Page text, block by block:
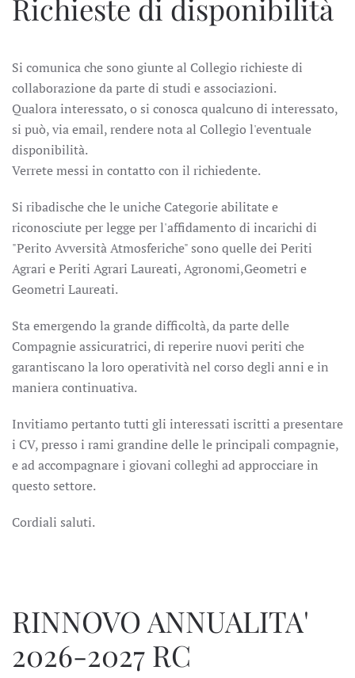
Richieste di disponibilità
Si comunica che sono giunte al Collegio richieste di
collaborazione da parte di studi e associazioni.
Qualora interessato, o si conosca qualcuno di interessato,
si può, via email, rendere nota al Collegio l'eventuale
disponibilità.
Verrete messi in contatto con il richiedente.
Si ribadische che le uniche Categorie abilitate e
riconosciute per legge per l'affidamento di incarichi di
"Perito Avversità Atmosferiche" sono quelle dei Periti
Agrari e Periti Agrari Laureati, Agronomi,Geometri e
Geometri Laureati.
Sta emergendo la grande difficoltà, da parte delle
Compagnie assicuratrici, di reperire nuovi periti che
garantiscano la loro operatività nel corso degli anni e in
maniera continuativa.
Invitiamo pertanto tutti gli interessati iscritti a presentare
i CV, presso i rami grandine delle le principali compagnie,
e ad accompagnare i giovani colleghi ad approcciare in
questo settore.
Cordiali saluti.
RINNOVO ANNUALITA'
2026-2027 RC